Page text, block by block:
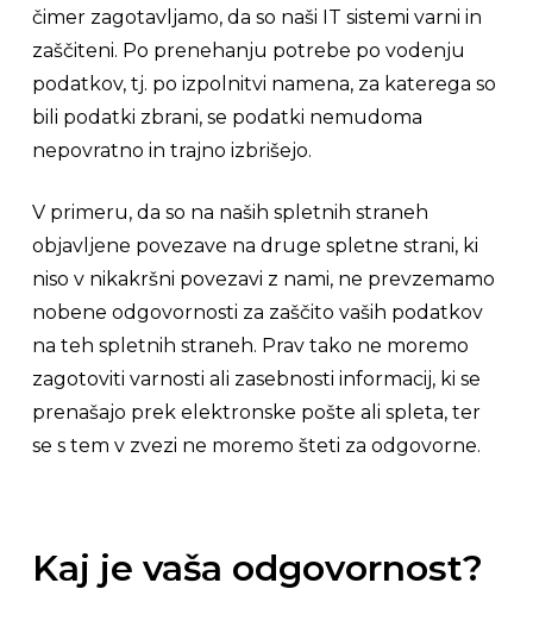
čimer zagotavljamo, da so naši IT sistemi varni in
zaščiteni. Po prenehanju potrebe po vodenju
podatkov, tj. po izpolnitvi namena, za katerega so
bili podatki zbrani, se podatki nemudoma
nepovratno in trajno izbrišejo.
V primeru, da so na naših spletnih straneh
objavljene povezave na druge spletne strani, ki
niso v nikakršni povezavi z nami, ne prevzemamo
nobene odgovornosti za zaščito vaših podatkov
na teh spletnih straneh. Prav tako ne moremo
zagotoviti varnosti ali zasebnosti informacij, ki se
prenašajo prek elektronske pošte ali spleta, ter
se s tem v zvezi ne moremo šteti za odgovorne.
Kaj je vaša odgovornost?